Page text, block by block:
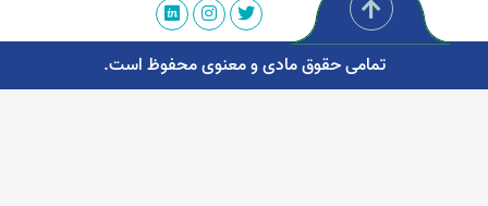
تمامی حقوق مادی و معنوی محفوظ است.